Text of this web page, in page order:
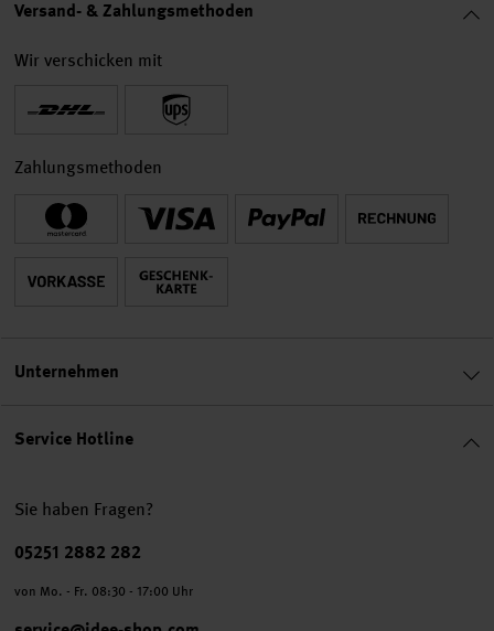
Service Hotline
Sie haben Fragen?
Telefonnummer
05251 2882 282
von Mo. - Fr. 08:30 - 17:00 Uhr
Versand- & Zahlungsmethoden
Wir verschicken mit
Zahlungsmethoden
Unternehmen